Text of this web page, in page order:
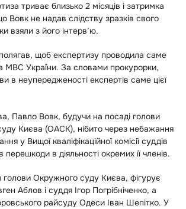
триває близько 2 місяців і затримка
Вовк не надав слідству зразків свого
взяли з його інтерв’ю.
щоб експертизу проводила саме
МВС України. За словами прокурорки,
в неупередженості експертів саме цієї
Павло Вовк, будучи на посаді голови
Києва (ОАСК), нібито через небажання
у Вищої кваліфікаційної комісії суддів
в діяльності окремих її членів.
голови Окружного суду Києва, фігурує
Аблов і суддя Ігор Погрібніченко, а
райсуду Одеси Іван Шепітко. У